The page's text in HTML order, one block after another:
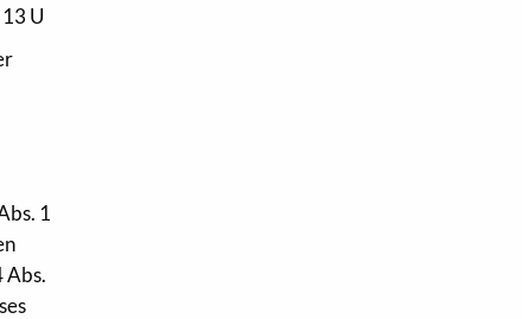
U
1
Abs.